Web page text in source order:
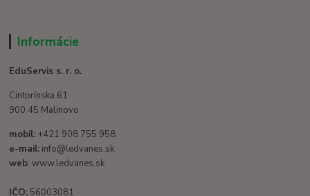
Informácie
EduServis s. r. o.
Cintorínska 61
900 45 Malinovo
mobil: +421 908 755 958
e-mail: info@ledvanes.sk
web: www.ledvanes.sk
IČO: 56003081